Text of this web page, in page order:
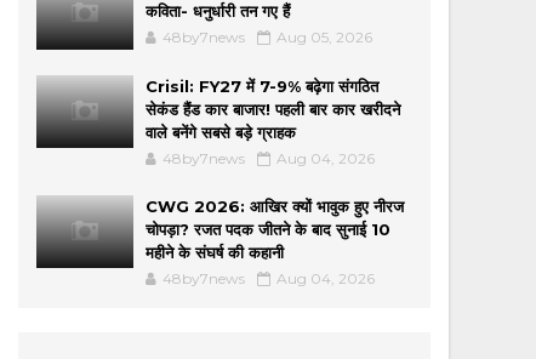
कविता- धनुर्धारी तन गए हैं
48by7news Aug 05, 2026
Crisil: FY27 में 7-9% बढ़ेगा संगठित
सेकंड हैंड कार बाजार! पहली बार कार खरीदने
वाले बनेंगे सबसे बड़े ग्राहक
48by7news Aug 04, 2026
CWG 2026: आखिर क्यों भावुक हुए नीरज
चोपड़ा? रजत पदक जीतने के बाद सुनाई 10
महीने के संघर्ष की कहानी
48by7news Aug 04, 2026